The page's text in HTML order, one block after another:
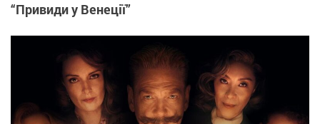
“Привиди у Венеції”